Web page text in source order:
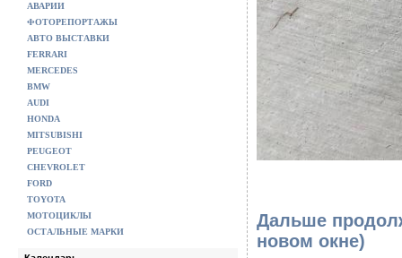
АВАРИИ
ФОТОРЕПОРТАЖЫ
АВТО ВЫСТАВКИ
FERRARI
MERCEDES
BMW
AUDI
HONDA
MITSUBISHI
PEUGEOT
CHEVROLET
FORD
TOYOTA
МОТОЦИКЛЫ
ОСТАЛЬНЫЕ МАРКИ
Дальше
новом окне)